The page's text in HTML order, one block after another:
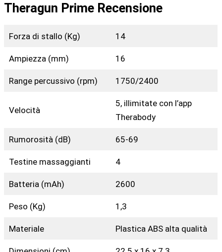
Theragun Prime Recensione
Forza di stallo (Kg) 14
Ampiezza (mm) 16
Range percussivo (rpm) 1750/2400
Velocità
5, illimitate con l’app
Therabody
Rumorosità (dB) 65-69
Testine massaggianti 4
Batteria (mAh) 2600
Peso (Kg) 1,3
Materiale Plastica ABS alta qualità